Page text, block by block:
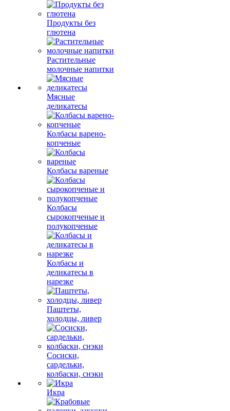
Продукты без
глютена
Растительные
молочные напитки
Мясные
деликатесы
Колбасы варено-
копченые
Колбасы вареные
Колбасы
сырокопченые и
полукопченые
Колбасы и
деликатесы в
нарезке
Паштеты,
холодцы, ливер
Сосиски,
сардельки,
колбаски, снэки
Икра